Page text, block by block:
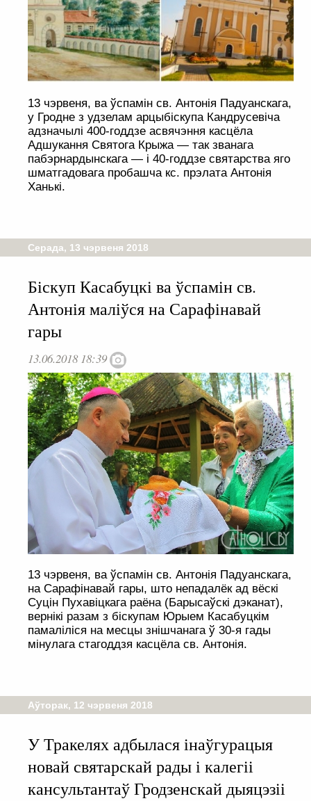
13 чэрвеня, ва ўспамін св. Антонія Падуанскага,
у Гродне з удзелам арцыбіскупа Кандрусевіча
адзначылі 400-годдзе асвячэння касцёла
Адшукання Святога Крыжа — так званага
пабэрнардынскага — і 40-годдзе святарства яго
шматгадовага пробашча кс. прэлата Антонія
Ханькі.
Серада, 13 чэрвеня 2018
Біскуп Касабуцкі ва ўспамін св.
Антонія маліўся на Сарафінавай
гары
13.06.2018 18:39
13 чэрвеня, ва ўспамін св. Антонія Падуанскага,
на Сарафінавай гары, што непадалёк ад вёскі
Суцін Пухавіцкага раёна (Барысаўскі дэканат),
вернікі разам з біскупам Юрыем Касабуцкім
памаліліся на месцы знішчанага ў 30-я гады
мінулага стагоддзя касцёла св. Антонія.
Аўторак, 12 чэрвеня 2018
У Тракелях адбылася інаўгурацыя
новай святарскай рады і калегіі
кансультантаў Гродзенскай дыяцэзіі